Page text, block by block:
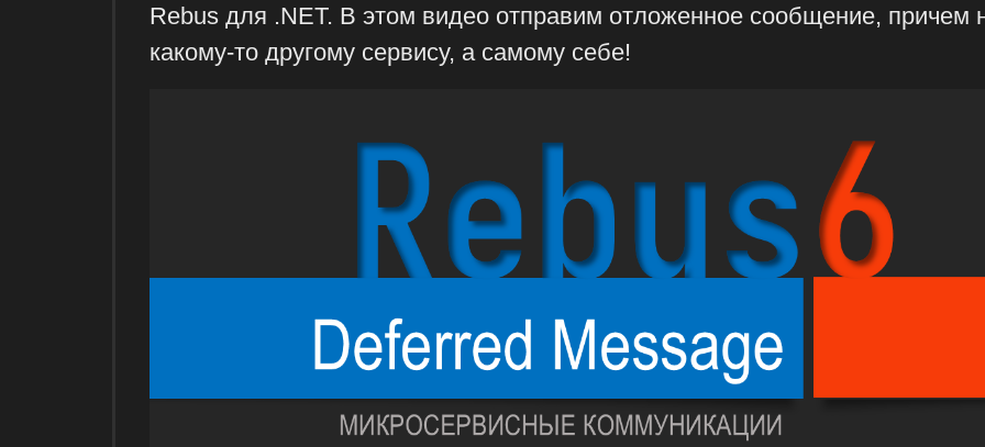
Rebus для .NET. В этом видео отправим отложенное сообщение, причем
какому-то другому сервису, а самому себе!